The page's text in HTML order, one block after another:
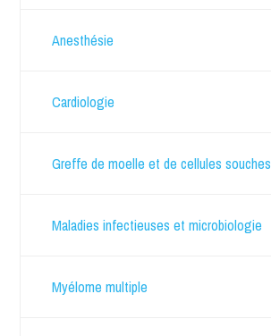
Anesthésie
Cardiologie
Greffe de moelle et de cellules souches
Maladies infectieuses et microbiologie
Myélome multiple